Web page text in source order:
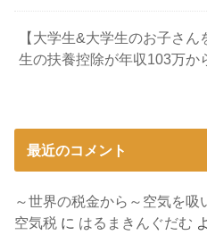
【大学生&大学生のお子さん
生の扶養控除が年収103万か
最近のコメント
～世界の税金から～空気を吸
空気税 に はるまきんぐだむ